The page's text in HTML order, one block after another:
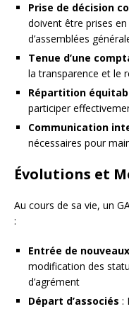
Prise de décision
doivent être prises
d’assemblées
Tenue d’une
la transparence et le
Répartition
participer
Communication
nécessaires pour
Évolutions et
Au cours de sa vie, un
:
Entrée de
modification des
d’agrément
Départ d’associés :